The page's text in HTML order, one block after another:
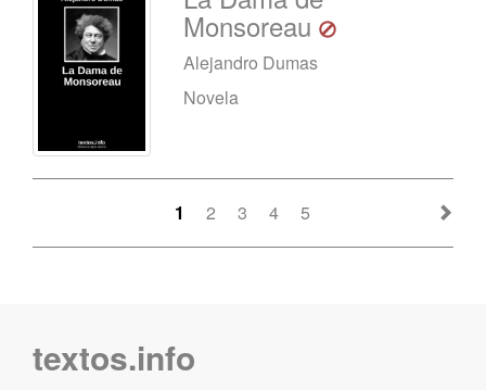
Monsoreau
Alejandro Dumas
Novela
1 2 3 4 5
textos.info